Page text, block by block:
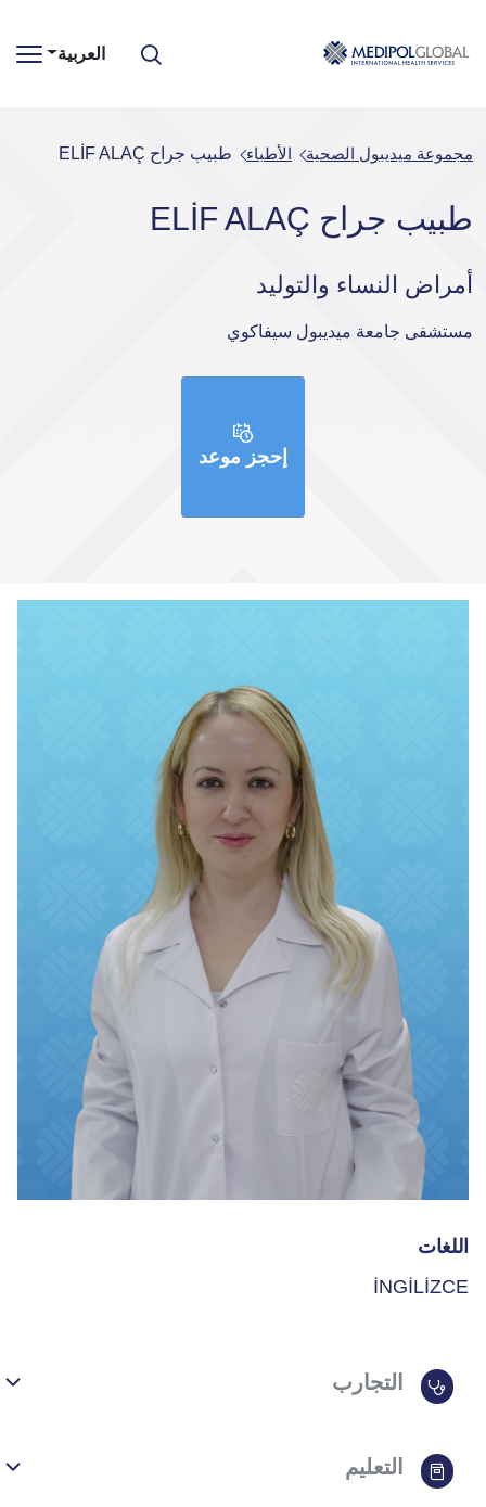
العربية
مجموعة ميديبول الصحية الأطباء طبيب جراح ELİF ALAÇ
طبيب جراح ELİF ALAÇ
أمراض النساء والتوليد
مستشفى جامعة ميديبول سيفاكوي
إحجز موعد
اللغات
İNGİLİZCE
التجارب
التعليم